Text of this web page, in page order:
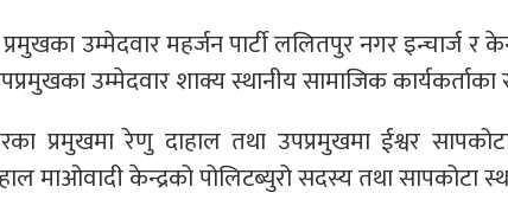
उम्मेदवार महर्जन पार्टी ललितपुर नगर इन्चार्ज र
उम्मेदवार शाक्य स्थानीय सामाजिक
प्रमुखमा रेणु दाहाल तथा उपप्रमुखमा ईश्वर
माओवादी केन्द्रको पोलिटब्युरो सदस्य तथा सापकोटा